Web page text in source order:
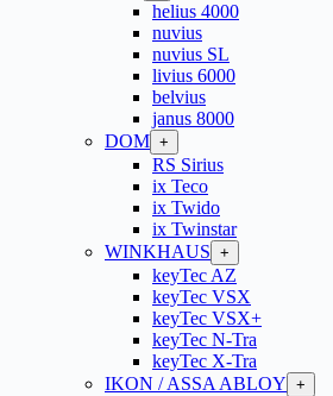
helius 4000
nuvius
nuvius SL
livius 6000
belvius
janus 8000
DOM +
RS Sirius
ix Teco
ix Twido
ix Twinstar
WINKHAUS +
keyTec AZ
keyTec VSX
keyTec VSX+
keyTec N-Tra
keyTec X-Tra
IKON / ASSA ABLOY +